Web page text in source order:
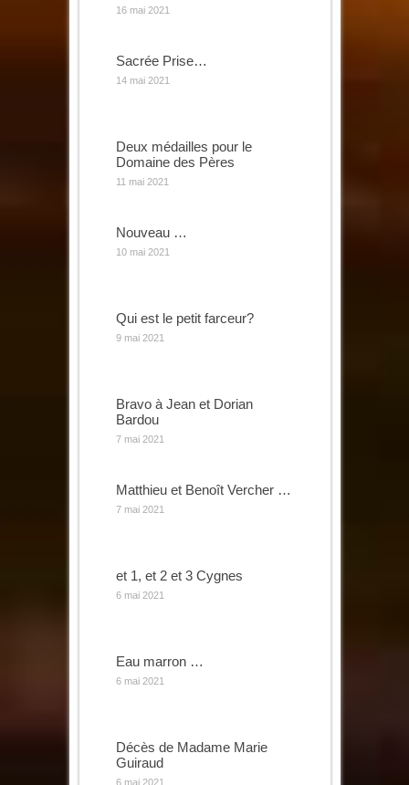
16 mai 2021
Sacrée Prise…
14 mai 2021
Deux médailles pour le
Domaine des Pères
11 mai 2021
Nouveau …
10 mai 2021
Qui est le petit farceur?
9 mai 2021
Bravo à Jean et Dorian
Bardou
7 mai 2021
Matthieu et Benoît Vercher …
7 mai 2021
et 1, et 2 et 3 Cygnes
6 mai 2021
Eau marron …
6 mai 2021
Décès de Madame Marie
Guiraud
6 mai 2021